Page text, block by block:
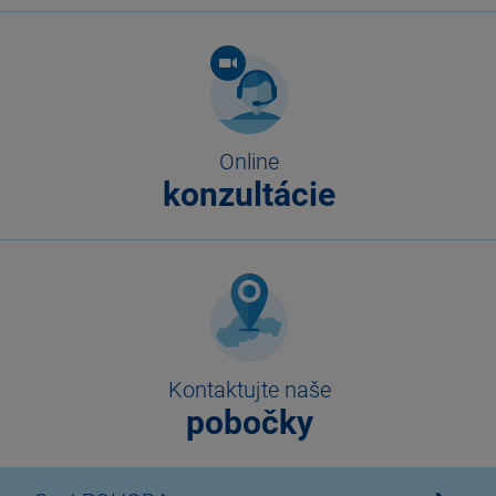
Online
konzultácie
Kontaktujte naše
pobočky